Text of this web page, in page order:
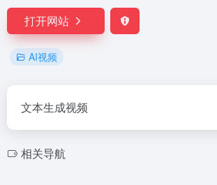
打开网站
AI视频
文本生成视频
相关导航